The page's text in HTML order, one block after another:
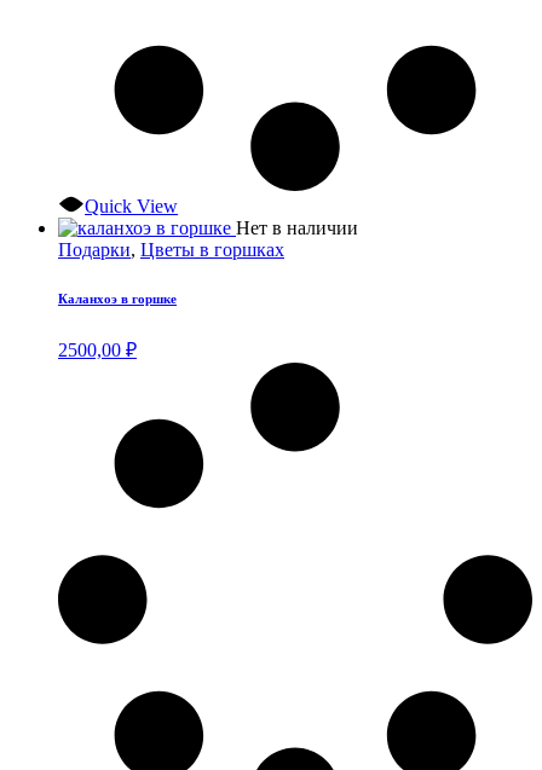
Quick View
Нет в наличии
Подарки, Цветы в горшках
Каланхоэ в горшке
2500,00 ₽